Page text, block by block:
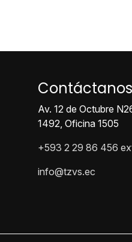
Contáctanos
Av. 12 de Octubre
1492, Oficina 1505
+593 2 29 86 456
info@tzvs.ec